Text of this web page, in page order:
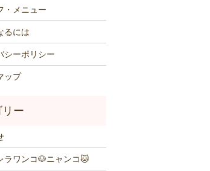
・メニュー
るには
シーポリシー
ップ
ラワンコ🐶ニャンコ🐱